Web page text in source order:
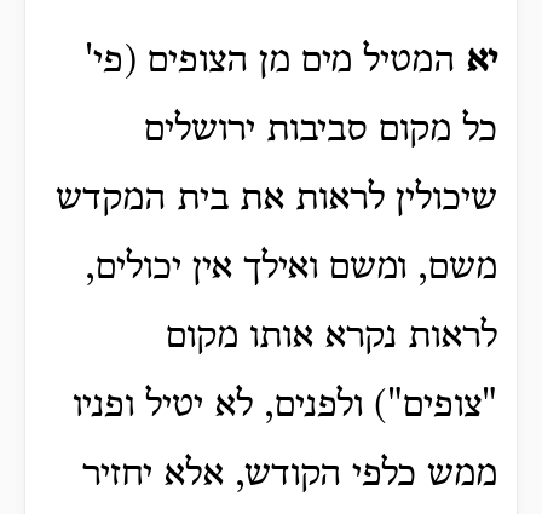
יא המטיל מים מן הצופים (פי'
כל מקום סביבות ירושלים
שיכולין לראות את בית המקדש
משם, ומשם ואילך אין יכולים,
לראות נקרא אותו מקום
"צופים") ולפנים, לא יטיל ופניו
ממש כלפי הקודש, אלא יחזיר